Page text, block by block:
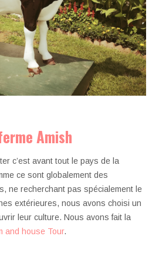
Amish
c’est avant tout le pays de la
ce sont globalement des
ne recherchant pas spécialement le
extérieures, nous avons choisi un
leur culture. Nous avons fait la
and house Tour.